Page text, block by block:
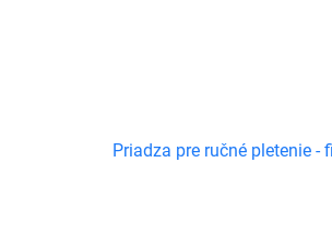
Priadza pre ručné pletenie -